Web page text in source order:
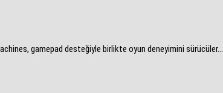
gamepad desteğiyle birlikte oyun deneyimini sürücüler...